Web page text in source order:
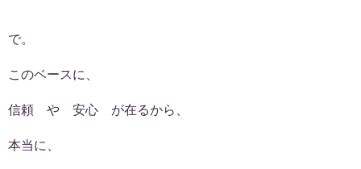
で。
このベースに、
信頼 や 安心 が在るから、
本当に、